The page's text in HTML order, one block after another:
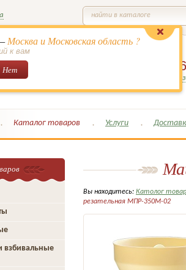
Москва и Московская область ?
к вам
Нет
найти в каталоге
и поваров!
649-
Заказать обратный
Каталог товаров Услуги
Вы находитесь: Католог
резательная МПР-350М-02
взбивальные